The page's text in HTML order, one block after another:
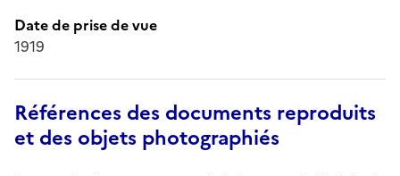
Date de prise de vue
1919
Références des documents reproduits
et des objets photographiés